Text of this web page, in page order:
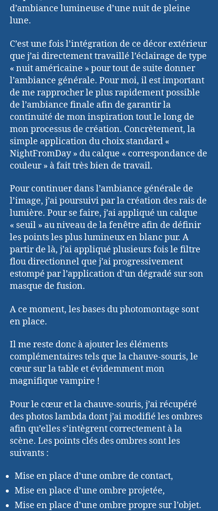
d’ambiance lumineuse d’une nuit de pleine
lune.
C’est une fois l’intégration de ce décor extérieur
que j’ai directement travaillé l’éclairage de type
« nuit américaine » pour tout de suite donner
l’ambiance générale. Pour moi, il est important
de me rapprocher le plus rapidement possible
de l’ambiance finale afin de garantir la
continuité de mon inspiration tout le long de
mon processus de création. Concrètement, la
simple application du choix standard «
NightFromDay » du calque « correspondance de
couleur » à fait très bien de travail.
Pour continuer dans l’ambiance générale de
l’image, j’ai poursuivi par la création des rais de
lumière. Pour se faire, j’ai appliqué un calque
« seuil » au niveau de la fenêtre afin de définir
les points les plus lumineux en blanc pur. A
partir de là, j’ai appliqué plusieurs fois le filtre
flou directionnel que j’ai progressivement
estompé par l’application d’un dégradé sur son
masque de fusion.
A ce moment, les bases du photomontage sont
en place.
Il me reste donc à ajouter les éléments
complémentaires tels que la chauve-souris, le
cœur sur la table et évidemment mon
magnifique vampire !
Pour le cœur et la chauve-souris, j’ai récupéré
des photos lambda dont j’ai modifié les ombres
afin qu’elles s’intègrent correctement à la
scène. Les points clés des ombres sont les
suivants :
Mise en place d’une ombre de contact,
Mise en place d’une ombre projetée,
Mise en place d’une ombre propre sur l’objet.